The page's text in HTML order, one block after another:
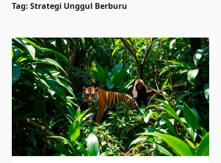
Tag: Strategi Unggul Berburu